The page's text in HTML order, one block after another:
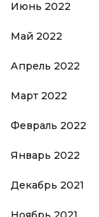
Июнь 2022
Май 2022
Апрель 2022
Март 2022
Февраль 2022
Январь 2022
Декабрь 2021